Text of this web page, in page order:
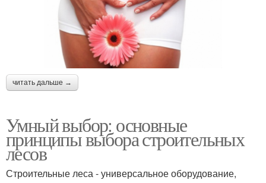
читать дальше →
Умный выбор: основные
принципы выбора строительных
лесов
Строительные леса - универсальное оборудование,